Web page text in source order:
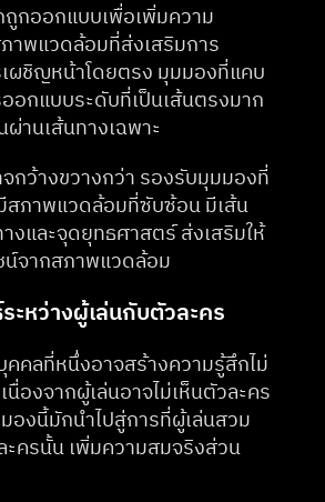
กออกแบบเพื่อเพิ่มความ
าพแวดล้อมที่ส่งเสริมการ
ผชิญหน้าโดยตรง มุมมองที่แคบ
อกแบบระดับที่เป็นเส้นตรงมาก
านเส้นทางเฉพาะ​
กว้างขวางกว่า รองรับมุมมองที่
สภาพแวดล้อมที่ซับซ้อน มีเส้น
งและจุดยุทธศาสตร์ ส่งเสริมให้
น์จากสภาพแวดล้อม​
ะหว่างผู้เล่นกับตัวละคร
คลที่หนึ่งอาจสร้างความรู้สึกไม่
นื่องจากผู้เล่นอาจไม่เห็นตัวละคร
องนี้มักนำไปสู่การที่ผู้เล่นสวม
ครนั้น เพิ่มความสมจริงส่วน